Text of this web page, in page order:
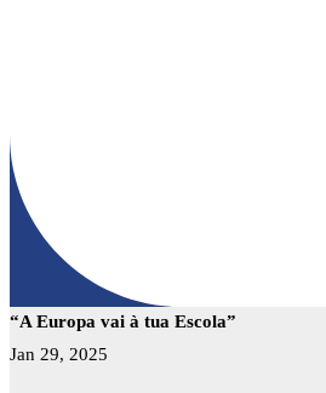
“A Europa vai à tua Escola”
Jan 29, 2025